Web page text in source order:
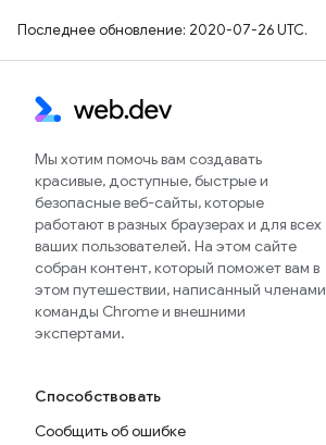
Последнее обновление: 2020-07-26 UTC.
Мы хотим помочь вам создавать
красивые, доступные, быстрые и
безопасные веб-сайты, которые
работают в разных браузерах и для всех
ваших пользователей. На этом сайте
собран контент, который поможет вам в
этом путешествии, написанный членами
команды Chrome и внешними
экспертами.
Способствовать
Сообщить об ошибке